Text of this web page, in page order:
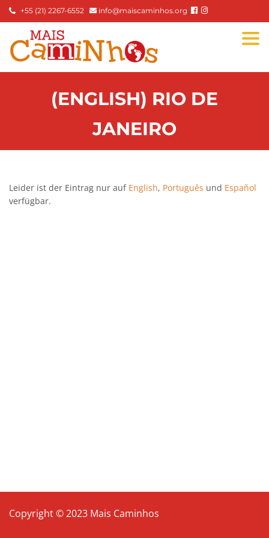
+55 (21) 2267-6552 info@maiscaminhos.org
(ENGLISH) RIO DE
JANEIRO
Leider ist der Eintrag nur auf English, Português und Español
verfügbar.
Copyright © 2023 Mais Caminhos